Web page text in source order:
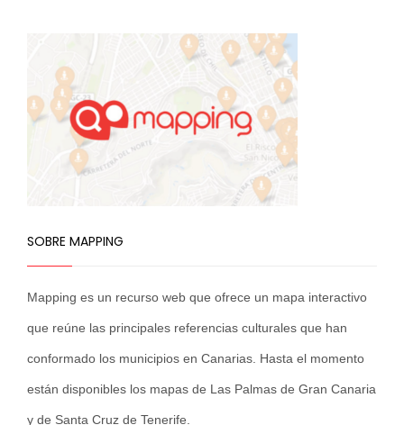
SOBRE MAPPING
Mapping es un recurso web que ofrece un mapa interactivo
que reúne las principales referencias culturales que han
conformado los municipios en Canarias. Hasta el momento
están disponibles los mapas de Las Palmas de Gran Canaria
y de Santa Cruz de Tenerife.